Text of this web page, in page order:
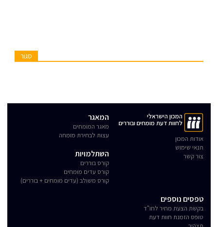
סגור
המכון הישראלי
לחוות דעת מומחים ובוררים
אודות המכון
תנאי שימוש
צור קשר
המאגר
מאגר המומחים
עצות לבחירת מומחה
השתלמויות
קורס בוררים
קורס עדים מומחים
קורס משולב (עדים מומחים + בוררים)
טפסים נוספים
בקשת הצעת מחיר לחו"ד
טופס הזמנת חוות דעת